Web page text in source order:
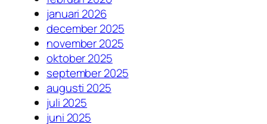
januari 2026
december 2025
november 2025
oktober 2025
september 2025
augusti 2025
juli 2025
juni 2025